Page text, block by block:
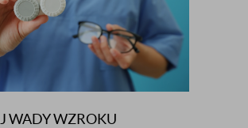
WADY WZROKU